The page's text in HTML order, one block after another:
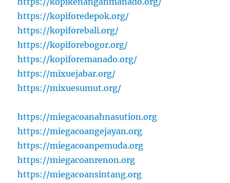
https://kopiforedepok.org/
https://kopiforebali.org/
https://kopiforebogor.org/
https://kopiforemanado.org/
https://mixuejabar.org/
https://mixuesumut.org/
https://miegacoanahnasution.org
https://miegacoangejayan.org
https://miegacoanpemuda.org
https://miegacoanrenon.org
https://miegacoansintang.org